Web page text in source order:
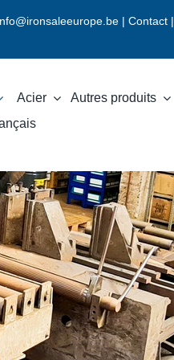
| Contact |
Acier Autres produits